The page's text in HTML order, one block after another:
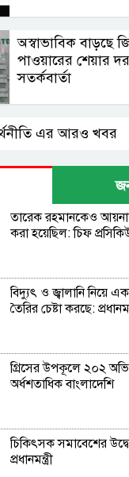
অস্বাভাবিক বাড়ছে
পাওয়ারের শেয়ার
সতর্কবার্তা
এর আরও খবর
তারেক রহমানকেও
করা হয়েছিল: চিফ
বিদ্যুৎ ও জ্বালানি নিয়ে
তৈরির চেষ্টা করছে:
গ্রিসের উপকূলে ২০২
অর্ধশতাধিক বাংলাদেশি
চিকিৎসক সমাবেশের
প্রধানমন্ত্রী